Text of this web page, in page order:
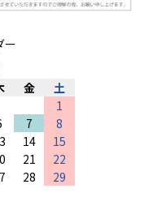
ー
金
土
1
7
8
14
15
21
22
28
29